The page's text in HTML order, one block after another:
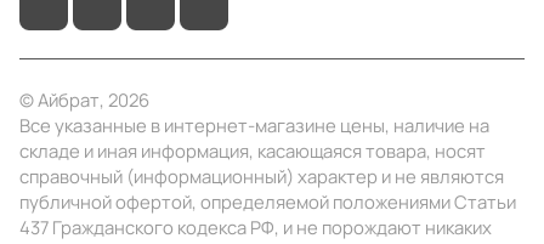
© Айбрат, 2026
Все указанные в интернет-магазине цены, наличие на
складе и иная информация, касающаяся товара, носят
справочный (информационный) характер и не являются
публичной офертой, определяемой положениями Статьи
437 Гражданского кодекса РФ, и не порождают никаких